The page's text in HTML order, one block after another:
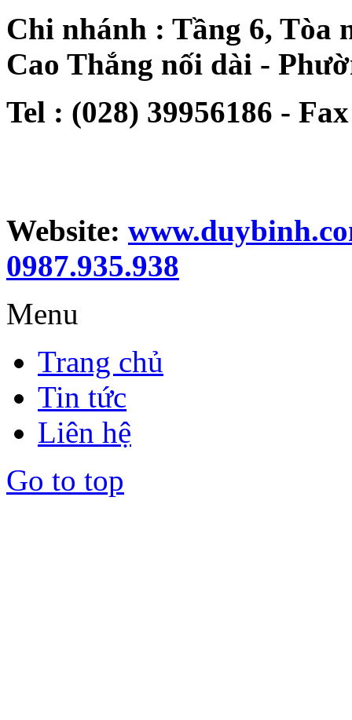
Chi nhánh : Tầng 6, Tòa
Cao Thắng nối dài -
Tel : (028) 39956186 -
Website:
0987.935.938
Menu
Trang chủ
Tin tức
Liên hệ
Go to top